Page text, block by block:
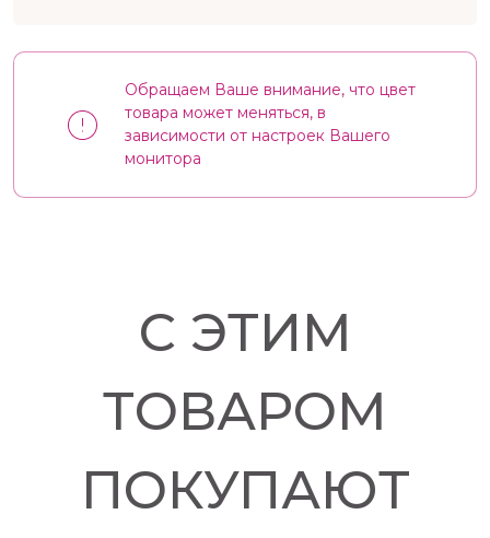
Обращаем Ваше внимание, что цвет
товара может меняться, в
зависимости от настроек Вашего
монитора
С ЭТИМ
ТОВАРОМ
ПОКУПАЮТ